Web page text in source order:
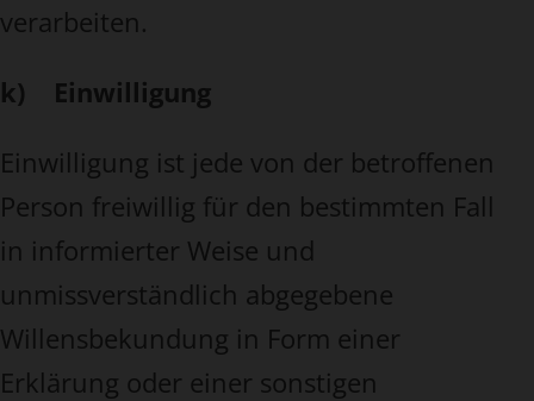
verarbeiten.
k) Einwilligung
Einwilligung ist jede von der betroffenen
Person freiwillig für den bestimmten Fall
in informierter Weise und
unmissverständlich abgegebene
Willensbekundung in Form einer
Erklärung oder einer sonstigen